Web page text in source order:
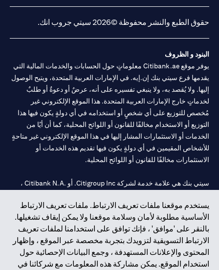
يستخدم موقعنا ملفات تعريف الارتباط. ملفات تعريف الارتباط
الأساسية مطلوبة لأمان وسلامة موقعنا ولا يمكن إيقاف تشغيلها.
بالنقر على 'موافق' ، فإنك توافق على استخدامنا لملفات تعريف
الارتباط التسويقية لتزويدك بتجربة مخصصة عبر الموقع ، وإظهار
المحتوى والإعلانات المستهدفة ، وجمع البيانات الإحصائية حول
استخدام الموقع. يمكن مشاركة هذه المعلومات مع شركائنا في
حقوق الطبع والنشر محفوظة ©2026 سيتي جروب انك.
البنود و الظروف
يوفر موقع Citibank.ae معلوماتٍ حول الحسابات والخدمات المالية التي
يقدمها فرع سيتي بنك إن.إيه. في الإمارات العربية المتحدة، ويتيح الوصول
إليها. ولا يُقصد به، ولا ينبغي تفسيره على أنه، عرضٌ أو دعوةٌ أو طلبٌ
لخدماتٍ خارج الإمارات العربية المتحدة. هذا الموقع الإلكتروني غير
مُخصص للتوزيع على أي شخصٍ أو استخدامه في أي دولةٍ يكون فيها هذا
التوزيع أو الاستخدام مخالفًا للقانون أو اللوائح المحلية، كما أن أيًا من
الخدمات أو الاستثمارات المشار إليها في هذا الموقع الإلكتروني غير متاحةٍ
للأشخاص المقيمين في أي دولةٍ يكون فيها تقديم هذه الخدمات أو
الاستثمارات مخالفًا للقانون أو اللوائح المحلية.
سيتي بنك هي علامة خدمة لشركة Citigroup Inc. أو .Citibank N.A ،
سيتي بنك إن. إيه. الإمارات مسجل لدى مصرف الإمارات المركزي تحت
أرقام التراخيص 202563 لفرع الوصل في دبي، 531989 لفرع مول
الإمارات في دبي، و CN-1002019 لفرع أبوظبي. هاتف: 4000 311 04.
فرع سيتي بنك إن إيه - الإمارات العربية المتحدة مرخص من مصرف
الإمارات العربية المتحدة المركزي كفرع لبنك أجنبي.